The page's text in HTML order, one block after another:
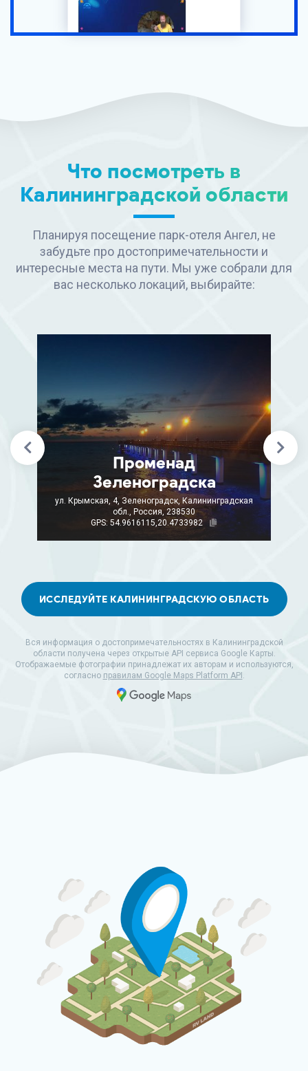
Что посмотреть в
Калининградской области
Планируя посещение парк-отеля Ангел, не
забудьте про достопримечательности и
интересные места на пути. Мы уже собрали для
вас несколько локаций, выбирайте:
Променад
Зеленоградска
ул. Крымская, 4, Зеленоградск, Калининградская
обл., Россия, 238530
GPS: 54.9616115,20.4733982
ИССЛЕДУЙТЕ КАЛИНИНГРАДСКУЮ ОБЛАСТЬ
Вся информация о достопримечательностях в Калининградской
области получена через открытые API сервиса Google Карты.
Отображаемые фотографии принадлежат их авторам и используются,
согласно правилам Google Maps Platform API .